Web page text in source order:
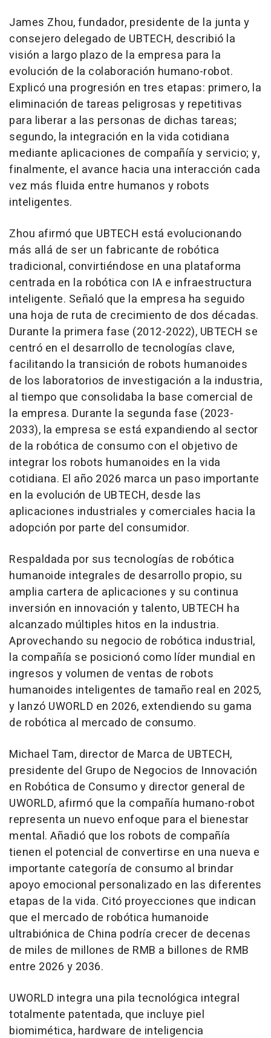
James Zhou, fundador, presidente de la junta y
consejero delegado de UBTECH, describió la
visión a largo plazo de la empresa para la
evolución de la colaboración humano-robot.
Explicó una progresión en tres etapas: primero, la
eliminación de tareas peligrosas y repetitivas
para liberar a las personas de dichas tareas;
segundo, la integración en la vida cotidiana
mediante aplicaciones de compañía y servicio; y,
finalmente, el avance hacia una interacción cada
vez más fluida entre humanos y robots
inteligentes.
Zhou afirmó que UBTECH está evolucionando
más allá de ser un fabricante de robótica
tradicional, convirtiéndose en una plataforma
centrada en la robótica con IA e infraestructura
inteligente. Señaló que la empresa ha seguido
una hoja de ruta de crecimiento de dos décadas.
Durante la primera fase (2012-2022), UBTECH se
centró en el desarrollo de tecnologías clave,
facilitando la transición de robots humanoides
de los laboratorios de investigación a la industria,
al tiempo que consolidaba la base comercial de
la empresa. Durante la segunda fase (2023-
2033), la empresa se está expandiendo al sector
de la robótica de consumo con el objetivo de
integrar los robots humanoides en la vida
cotidiana. El año 2026 marca un paso importante
en la evolución de UBTECH, desde las
aplicaciones industriales y comerciales hacia la
adopción por parte del consumidor.
Respaldada por sus tecnologías de robótica
humanoide integrales de desarrollo propio, su
amplia cartera de aplicaciones y su continua
inversión en innovación y talento, UBTECH ha
alcanzado múltiples hitos en la industria.
Aprovechando su negocio de robótica industrial,
la compañía se posicionó como líder mundial en
ingresos y volumen de ventas de robots
humanoides inteligentes de tamaño real en 2025,
y lanzó UWORLD en 2026, extendiendo su gama
de robótica al mercado de consumo.
Michael Tam, director de Marca de UBTECH,
presidente del Grupo de Negocios de Innovación
en Robótica de Consumo y director general de
UWORLD, afirmó que la compañía humano-robot
representa un nuevo enfoque para el bienestar
mental. Añadió que los robots de compañía
tienen el potencial de convertirse en una nueva e
importante categoría de consumo al brindar
apoyo emocional personalizado en las diferentes
etapas de la vida. Citó proyecciones que indican
que el mercado de robótica humanoide
ultrabiónica de China podría crecer de decenas
de miles de millones de RMB a billones de RMB
entre 2026 y 2036.
UWORLD integra una pila tecnológica integral
totalmente patentada, que incluye piel
biomimética, hardware de inteligencia